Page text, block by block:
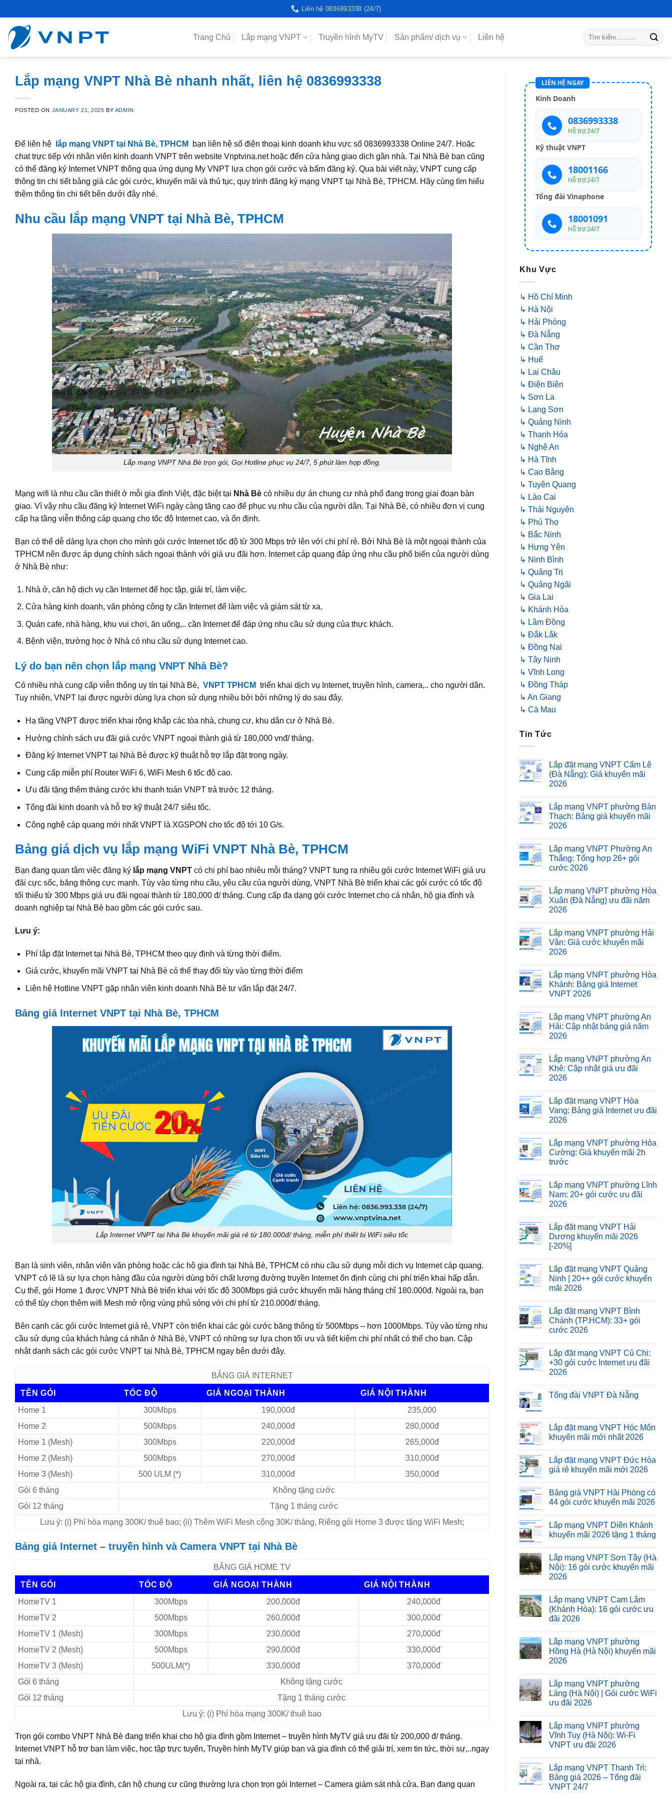
to
content
Liên hệ 0836993338 (24/7)
Trang Chủ Lắp mạng VNPT Truyền hình MyTV Sản phẩm/ dịch vụ Liên hệ
Lắp mạng VNPT Nhà Bè nhanh nhất, liên hệ 0836993338
POSTED ON JANUARY 21, 2025 BY ADMIN
Để liên hệ lắp mạng VNPT tại Nhà Bè, TPHCM
bạn liên hệ số điện thoại kinh doanh khu vực số 0836993338 Online 24/7. Hoặc
chat trực tiếp với nhân viên kinh doanh VNPT trên website Vnptvina.net hoặc đến cửa hàng giao dịch gần nhà. Tại Nhà Bè bạn cũng
có thể đăng ký Internet VNPT thông qua ứng dụng My VNPT lựa chọn gói cước và bấm đăng ký. Qua bài viết này, VNPT cung cấp
thông tin chi tiết bảng giá các gói cước, khuyến mãi và thủ tục, quy trình đăng ký mạng VNPT tại Nhà Bè, TPHCM. Hãy cùng tìm hiểu
thêm thông tin chi tiết bên dưới đây nhé.
Nhu cầu lắp mạng VNPT tại Nhà Bè, TPHCM
Lắp mạng VNPT Nhà Bè trọn gói, Gọi Hotline phục vụ 24/7, 5 phút làm hợp đồng.
Mạng wifi là nhu cầu cần thiết ở mỗi gia đình Việt, đặc biệt tại Nhà Bè có nhiều dự án chung cư nhà phố đang trong giai đoạn bàn
giao. Vì vậy nhu cầu đăng ký Internet WiFi ngày càng tăng cao để phục vụ nhu cầu của người dân. Tại Nhà Bè, có nhiều đơn vị cung
cấp hạ tầng viễn thông cáp quang cho tốc độ Internet cao, và ổn định.
Bạn có thể dễ dàng lựa chọn cho mình gói cước Internet tốc độ từ 300 Mbps trở lên với chi phí rẻ. Bởi Nhà Bè là một ngoại thành của
TPHCM nên được áp dụng chính sách ngoại thành với giá ưu đãi hơn. Internet cáp quang đáp ứng nhu cầu phổ biến của người dùng
ở Nhà Bè như:
Nhà ở, căn hộ dịch vụ cần Internet để học tập, giải trí, làm việc.
Cửa hàng kinh doanh, văn phòng công ty cần Internet để làm việc và giám sát từ xa.
Quán cafe, nhà hàng, khu vui chơi, ăn uống,.. cần Internet để đáp ứng nhu cầu sử dụng của thực khách.
Bệnh viện, trường học ở Nhà có nhu cầu sử dụng Internet cao.
Lý do bạn nên chọn lắp mạng VNPT Nhà Bè?
Có nhiều nhà cung cấp viễn thông uy tín tại Nhà Bè, VNPT TPHCM triển khai dịch vụ Internet, truyền hình, camera,.. cho người dân.
Tuy nhiên, VNPT lại được người dùng lựa chọn sử dụng nhiều bởi bởi những lý do sau đây.
Hạ tầng VNPT được triển khai rộng khắp các tòa nhà, chung cư, khu dân cư ở Nhà Bè.
Hưởng chính sách ưu đãi giá cước VNPT ngoại thành giá từ 180,000 vnđ/ tháng.
Đăng ký Internet VNPT tại Nhà Bè được kỹ thuật hỗ trợ lắp đặt trong ngày.
Cung cấp miễn phí Router WiFi 6, WiFi Mesh 6 tốc độ cao.
Ưu đãi tặng thêm tháng cước khi thanh toán VNPT trả trước 12 tháng.
Tổng đài kinh doanh và hỗ trợ kỹ thuật 24/7 siêu tốc.
Công nghệ cáp quang mới nhất VNPT là XGSPON cho tốc độ tới 10 G/s.
Bảng giá dịch vụ lắp mạng WiFi VNPT Nhà Bè, TPHCM
Bạn đang quan tâm việc đăng ký lắp mạng VNPT có chi phí bao nhiêu mỗi tháng? VNPT tung ra nhiều gói cước Internet WiFi giá ưu
đãi cực sốc, băng thông cực mạnh. Tùy vào từng nhu cầu, yêu cầu của người dùng, VNPT Nhà Bè triển khai các gói cước có tốc độ
tối thiểu từ 300 Mbps giá ưu đãi ngoại thành từ 180,000 đ/ tháng. Cung cấp đa dạng gói cước Internet cho cá nhân, hộ gia đình và
doanh nghiệp tại Nhà Bè bao gồm các gói cước sau.
Lưu ý:
Phí lắp đặt Internet tại Nhà Bè, TPHCM theo quy định và từng thời điểm.
Giá cước, khuyến mãi VNPT tại Nhà Bè có thể thay đổi tùy vào từng thời điểm
Liên hệ Hotline VNPT gặp nhân viên kinh doanh Nhà Bè tư vấn lắp đặt 24/7.
Bảng giá Internet VNPT tại Nhà Bè, TPHCM
Lắp Internet VNPT tại Nhà Bè khuyến mãi giá rẻ từ 180.000đ/ tháng, miễn phí thiết bị WiFi siêu tốc
Bạn là sinh viên, nhân viên văn phòng hoặc các hộ gia đình tại Nhà Bè, TPHCM có nhu cầu sử dụng mỗi dịch vụ Internet cáp quang.
VNPT có lẽ là sự lựa chọn hàng đầu của người dùng bởi chất lượng đường truyền Internet ổn định cùng chi phí triển khai hấp dẫn.
Cụ thể, gói Home 1 được VNPT Nhà Bè triển khai với tốc độ 300Mbps giá cước khuyến mãi hàng tháng chỉ 180.000đ. Ngoài ra, bạn
có thể tùy chọn thêm wifi Mesh mở rộng vùng phủ sóng với chi phí từ 210.000đ/ tháng.
Bên cạnh các gói cước Internet giá rẻ, VNPT còn triển khai các gói cước băng thông từ 500Mbps – hơn 1000Mbps. Tùy vào từng nhu
cầu sử dụng của khách hàng cá nhân ở Nhà Bè, VNPT có những sự lựa chọn tối ưu và tiết kiệm chi phí nhất có thể cho bạn. Cập
nhật danh sách các gói cước VNPT tại Nhà Bè, TPHCM ngay bên dưới đây.
BẢNG GIÁ INTERNET
TÊN GÓI TỐC ĐỘ GIÁ NGOẠI THÀNH
GIÁ NỘI THÀNH
Home 1
300Mbps 190,000đ
235,000
Home 2
500Mbps 240,000đ
280,000đ
Home 1 (Mesh)
300Mbps 220,000đ
265,000đ
Home 2 (Mesh)
500Mbps 270,000đ
310,000đ
Home 3 (Mesh)
500 ULM (*) 310,000đ
350,000đ
Gói 6 tháng
Không tặng cước
Gói 12 tháng
Tặng 1 tháng cước
Lưu ý: (i) Phí hòa mạng 300K/ thuê bao; (ii) Thêm WiFi Mesh cộng 30K/ tháng, Riêng gói Home 3 được tặng WiFi Mesh;
Bảng giá Internet – truyền hình và Camera VNPT tại Nhà Bè
BẢNG GIÁ HOME TV
TÊN GÓI TỐC ĐỘ GIÁ NGOẠI THÀNH
GIÁ NỘI THÀNH
HomeTV 1
300Mbps 200,000đ
240,000đ
HomeTV 2
500Mbps 260,000đ
300,000đ
HomeTV 1 (Mesh)
300Mbps 230,000đ
270,000đ
HomeTV 2 (Mesh)
500Mbps 290,000đ
330,000đ
HomeTV 3 (Mesh)
500ULM(*) 330,000đ
370,000đ
Gói 6 tháng
Không tặng cước
Gói 12 tháng
Tặng 1 tháng cước
Lưu ý: (i) Phí hòa mạng 300K/ thuê bao
Trọn gói combo VNPT Nhà Bè đang triển khai cho hộ gia đình gồm Internet – truyền hình MyTV giá ưu đãi từ 200,000 đ/ tháng.
Internet VNPT hỗ trợ bạn làm việc, học tập trực tuyến, Truyền hình MyTV giúp bạn và gia đình có thể giải trí, xem tin tức, thời sự,..ngay
tại nhà.
Ngoài ra, tại các hộ gia đình, căn hộ chung cư cũng thường lựa chọn trọn gói Internet – Camera giám sát nhà cửa. Bạn đang quan
LIÊN HỆ NGAY
Kinh Doanh
0836993338
Hỗ trợ 24/7
Kỹ thuật VNPT
18001166
Hỗ trợ 24/7
Tổng đài Vinaphone
18001091
Hỗ trợ 24/7
Khu Vực
↳ Hồ Chí Minh
↳ Hà Nội
↳ Hải Phòng
↳ Đà Nẵng
↳ Cần Thơ
↳ Huế
↳ Lai Châu
↳ Điện Biên
↳ Sơn La
↳ Lạng Sơn
↳ Quảng Ninh
↳ Thanh Hóa
↳ Nghệ An
↳ Hà Tĩnh
↳ Cao Bằng
↳ Tuyên Quang
↳ Lào Cai
↳ Thái Nguyên
↳ Phú Thọ
↳ Bắc Ninh
↳ Hưng Yên
↳ Ninh Bình
↳ Quảng Trị
↳ Quảng Ngãi
↳ Gia Lai
↳ Khánh Hòa
↳ Lâm Đồng
↳ Đắk Lắk
↳ Đồng Nai
↳ Tây Ninh
↳ Vĩnh Long
↳ Đồng Tháp
↳ An Giang
↳ Cà Mau
Tin Tức
Lắp đặt mạng VNPT Cẩm Lệ
(Đà Nẵng): Giá khuyến mãi
2026
Lắp mạng VNPT phường Bàn
Thạch: Bảng giá khuyến mãi
2026
Lắp mạng VNPT Phường An
Thắng: Tổng hợp 26+ gói
cước 2026
Lắp mạng VNPT phường Hòa
Xuân (Đà Nẵng) ưu đãi năm
2026
Lắp mạng VNPT phường Hải
Vân: Giá cước khuyến mãi
2026
Lắp mạng VNPT phường Hòa
Khánh: Bảng giá Internet
VNPT 2026
Lắp mạng VNPT phường An
Hải: Cập nhật bảng giá năm
2026
Lắp mạng VNPT phường An
Khê: Cập nhật giá ưu đãi
2026
Lắp đặt mạng VNPT Hòa
Vang: Bảng giá Internet ưu đãi
2026
Lắp mạng VNPT phường Hòa
Cường: Giá khuyến mãi 2h
trước
Lắp mạng VNPT phường Lĩnh
Nam: 20+ gói cước ưu đãi
2026
Lắp đặt mạng VNPT Hải
Dương khuyến mãi 2026
[-20%]
Lắp đặt mạng VNPT Quảng
Ninh | 20++ gói cước khuyến
mãi 2026
Lắp đặt mạng VNPT Bình
Chánh (TP.HCM): 33+ gói
cước 2026
Lắp đặt mạng VNPT Củ Chi:
+30 gói cước Internet ưu đãi
2026
Tổng đài VNPT Đà Nẵng
Lắp đặt mạng VNPT Hóc Môn
khuyến mãi mới nhất 2026
Lắp đặt mạng VNPT Đức Hòa
giá rẻ khuyến mãi mới 2026
Bảng giá VNPT Hải Phòng có
44 gói cước khuyến mãi 2026
Lắp mạng VNPT Diên Khánh
khuyến mãi 2026 tặng 1 tháng
Lắp mạng VNPT Sơn Tây (Hà
Nội): 16 gói cước khuyến mãi
2026
Lắp mạng VNPT Cam Lâm
(Khánh Hòa): 16 gói cước ưu
đãi 2026
Lắp mạng VNPT phường
Hồng Hà (Hà Nội) khuyến mãi
2026
Lắp mạng VNPT phường
Láng (Hà Nội) | Gói cước WiFi
ưu đãi 2026
Lắp mạng VNPT phường
Vĩnh Tuy (Hà Nội): Wi-Fi
VNPT ưu đãi 2026
Lắp mạng VNPT Thanh Trì:
Bảng giá 2026 – Tổng đài
VNPT 24/7